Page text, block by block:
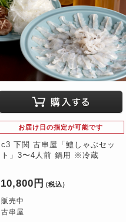
お届け日の指定が可能です
c3 下関 古串屋「鱧しゃぶセッ
ト」3〜4人前 鍋用 ※冷蔵
10,800円 （税込）
販売中
古串屋